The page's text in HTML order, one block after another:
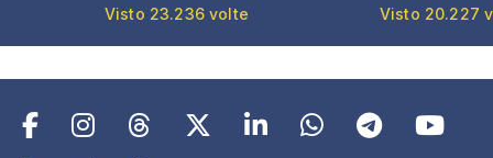
Visto 23.236 volte Visto 20.227